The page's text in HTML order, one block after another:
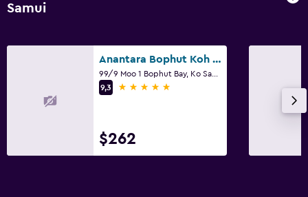
Samui
Anantara Bophut Koh Samui Resort
9,3
5 estrellas
$262